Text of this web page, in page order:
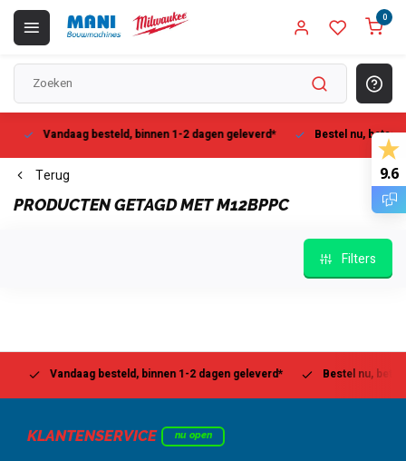
0
Vandaag besteld, binnen 1-2 dagen geleverd* Bestel nu, betaal
Terug
PRODUCTEN GETAGD MET M12BPPC
Filters
Vandaag besteld, binnen 1-2 dagen geleverd* Bestel nu, betaal
KLANTENSERVICE nu open
9.6